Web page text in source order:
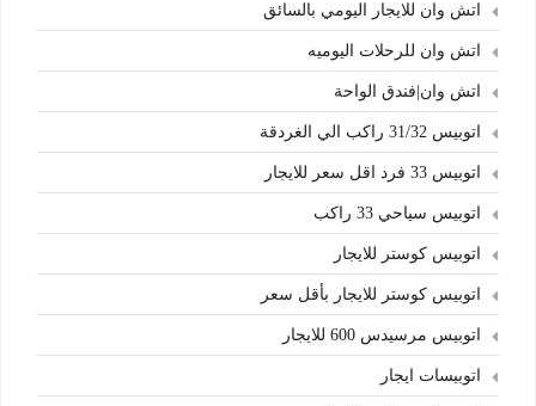
اتش وان للايجار اليومي بالسائق
اتش وان للرحلات اليوميه
اتش وان|فندق الواحة
اتوبيس 31/32 راكب الي الغردقة
اتوبيس 33 فرد اقل سعر للايجار
اتوبيس سياحي 33 راكب
اتوبيس كوستر للايجار
اتوبيس كوستر للايجار بأقل سعر
اتوبيس مرسيدس 600 للايجار
اتوبيسات ايجار